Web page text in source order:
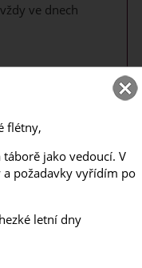
ve dnech
flétny,
jako vedoucí. V
a požadavky vyřídím po
letní dny